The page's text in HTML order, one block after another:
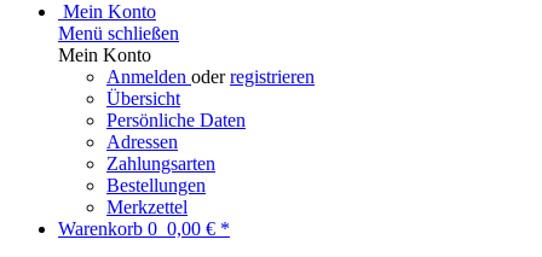
Mein Konto
Menü schließen
Mein Konto
Anmelden oderregistrieren
Übersicht
Persönliche Daten
Adressen
Zahlungsarten
Bestellungen
Merkzettel
Warenkorb 0 0,00 € *